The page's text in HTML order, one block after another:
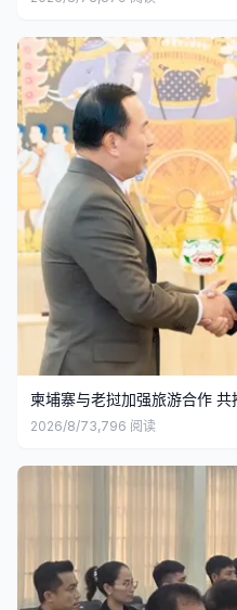
柬埔寨与老挝加强旅游合作 共
2026/8/73,796 阅读